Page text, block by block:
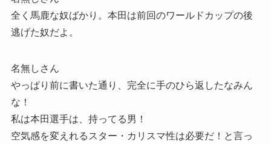
全く馬鹿な奴ばかり。本田は前回のワールドカップの後
逃げた奴だよ。
名無しさん
やっぱり前に書いた通り、完全に手のひら返したなみん
な！
私は本田選手は、持ってる男！
空気感を変えれるスター・カリスマ性は必要だ！と言っ